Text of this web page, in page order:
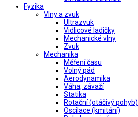
Fyzika
Vlny a zvuk
Ultrazvuk
Vidlicové ladičky
Mechanické vlny
Zvuk
Mechanika
Měření času
Volný pád
Aerodynamika
Váha, závaží
Statika
Rotační (otáčivý pohyb)
Oscilace (kmitání)